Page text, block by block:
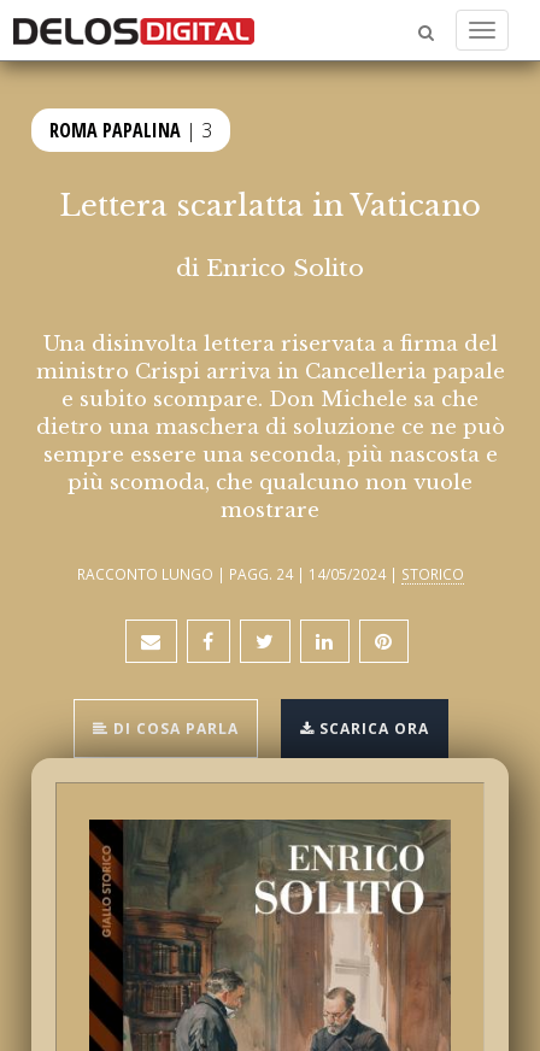
Menu
ROMA PAPALINA | 3
Lettera scarlatta in Vaticano
di Enrico Solito
Una disinvolta lettera riservata a firma del
ministro Crispi arriva in Cancelleria papale
e subito scompare. Don Michele sa che
dietro una maschera di soluzione ce ne può
sempre essere una seconda, più nascosta e
più scomoda, che qualcuno non vuole
mostrare
RACCONTO LUNGO | PAGG. 24 | 14/05/2024 | STORICO
DI COSA PARLA SCARICA ORA